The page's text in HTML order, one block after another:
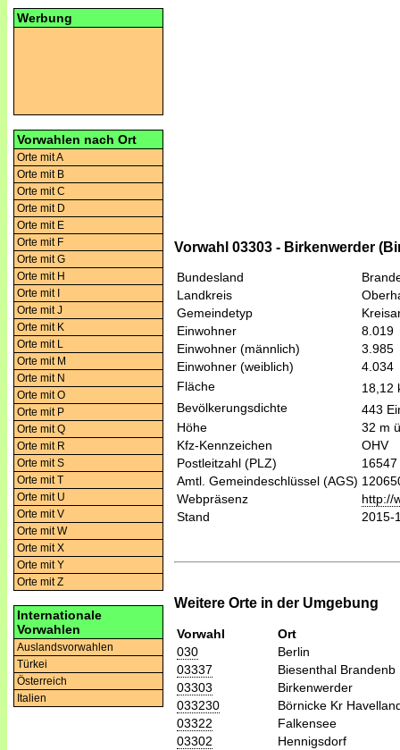
Werbung
Vorwahlen nach Ort
Orte mit A
Orte mit B
Orte mit C
Orte mit D
Orte mit E
Orte mit F
Orte mit G
Orte mit H
Orte mit I
Orte mit J
Orte mit K
Orte mit L
Orte mit M
Orte mit N
Orte mit O
Orte mit P
Orte mit Q
Orte mit R
Orte mit S
Orte mit T
Orte mit U
Orte mit V
Orte mit W
Orte mit X
Orte mit Y
Orte mit Z
Internationale
Vorwahlen
Auslandsvorwahlen
Türkei
Österreich
Italien
Vorwahl 03303 - Birkenwerder
Bundesland
Landkreis
Gemeindetyp
Einwohner
8.019
Einwohner (männlich)
3.985
Einwohner (weiblich)
4.034
Fläche
18,12
Bevölkerungsdichte
443
Höhe
32 m
Kfz-Kennzeichen
OHV
Postleitzahl (PLZ)
16547
Amtl. Gemeindeschlüssel (AGS)
Webpräsenz
http://
Stand
2015-
Weitere Orte in der Umgebung
Vorwahl
Ort
030
Berlin
03337
Biesenthal Brandenb
03303
Birkenwerder
033230
Börnicke Kr
03322
Falkensee
03302
Hennigsdorf